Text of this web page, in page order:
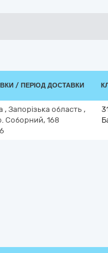
/ ПЕРІОД ДОСТАВКИ
, Запорізька область ,
Соборний, 168